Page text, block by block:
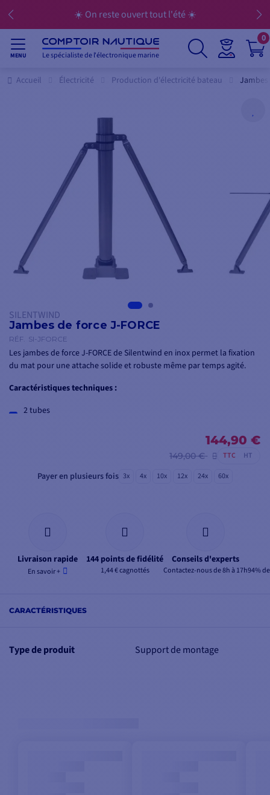
☀️ On reste ouvert tout l'été ☀️
MENU Le spécialiste de l'électronique marine
0
Accueil Électricité Production d'électricité bateau Jambes
SILENTWIND
Jambes de force J-FORCE
RÉF. SI-JFORCE
Les jambes de force J-FORCE de Silentwind en inox permet la fixation
du mat pour une attache solide et robuste même par temps agité.
Caractéristiques techniques :
2 tubes
Attention : il s'agit des deux tubes de chaque côté du visuel, pas du mât
144,90 €
149,00 € TTC HT
Payer en plusieurs fois 3x 4x 10x 12x 24x 60x
Livraison rapide
En savoir +
144 points de fidélité
1,44 € cagnottés
Conseils d'experts
Contactez-nous de 8h à 17h94%
CARACTÉRISTIQUES
Type de produit Support de montage